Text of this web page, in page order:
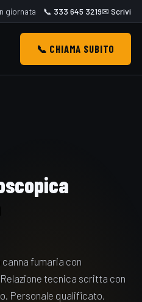
giornata 📞 333 645 3219✉ Scrivi
📞 CHIAMA SUBITO
fumaria con
tecnica scritta con
Personale qualificato,